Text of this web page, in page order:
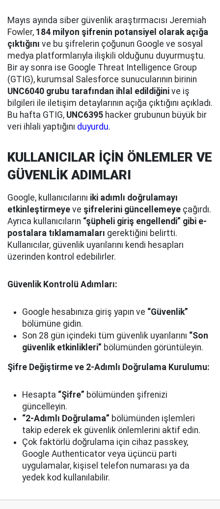
Mayıs ayında siber güvenlik araştırmacısı Jeremiah
Fowler, 184 milyon şifrenin potansiyel olarak açığa
çıktığını ve bu şifrelerin çoğunun Google ve sosyal
medya platformlarıyla ilişkili olduğunu duyurmuştu.
Bir ay sonra ise Google Threat Intelligence Group
(GTIG), kurumsal Salesforce sunucularının birinin
UNC6040 grubu tarafından ihlal edildiğini ve iş
bilgileri ile iletişim detaylarının açığa çıktığını açıkladı.
Bu hafta GTIG, UNC6395 hacker grubunun büyük bir
veri ihlali yaptığını duyurdu.
KULLANICILAR İÇİN ÖNLEMLER VE
GÜVENLİK ADIMLARI
Google, kullanıcılarını iki adımlı doğrulamayı
etkinleştirmeye ve şifrelerini güncellemeye çağırdı.
Ayrıca kullanıcıların “şüpheli giriş engellendi” gibi e-
postalara tıklamamaları gerektiğini belirtti.
Kullanıcılar, güvenlik uyarılarını kendi hesapları
üzerinden kontrol edebilirler.
Güvenlik Kontrolü Adımları:
Google hesabınıza giriş yapın ve “Güvenlik”
bölümüne gidin.
Son 28 gün içindeki tüm güvenlik uyarılarını “Son
güvenlik etkinlikleri” bölümünden görüntüleyin.
Şifre Değiştirme ve 2-Adımlı Doğrulama Kurulumu:
Hesapta “Şifre” bölümünden şifrenizi
güncelleyin.
“2-Adımlı Doğrulama” bölümünden işlemleri
takip ederek ek güvenlik önlemlerini aktif edin.
Çok faktörlü doğrulama için cihaz passkey,
Google Authenticator veya üçüncü parti
uygulamalar, kişisel telefon numarası ya da
yedek kod kullanılabilir.